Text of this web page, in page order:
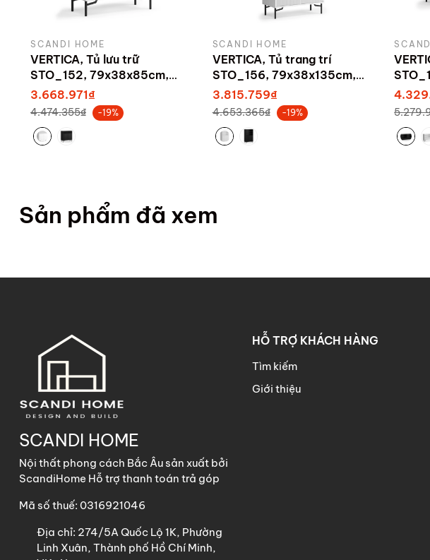
SCANDI HOME
VERTICA, Tủ lưu trữ
STO_152, 79x38x85cm,
sản xuất bởi Scandi Home
3.668.971₫
4.474.355₫ -19%
SCANDI HOME
VERTICA, Tủ trang trí
STO_156, 79x38x135cm,
sản xuất bởi Scandi Home
3.815.759₫
4.653.365₫ -19%
sản
Sản phẩm đã xem
SCANDI HOME
Nội thất phong cách Bắc Âu sản xuất bởi
ScandiHome Hỗ trợ thanh toán trả góp
Mã số thuế: 0316921046
Địa chỉ: 274/5A Quốc Lộ 1K, Phường
Linh Xuân, Thành phố Hồ Chí Minh,
HỖ TRỢ KHÁCH HÀNG
Tìm kiếm
Giới thiệu